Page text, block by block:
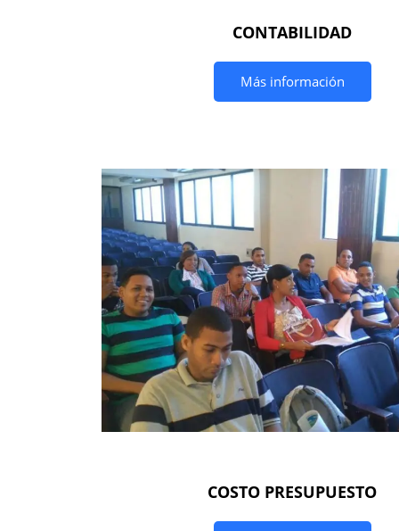
CONTABILIDAD
Más información
COSTO PRESUPUESTO